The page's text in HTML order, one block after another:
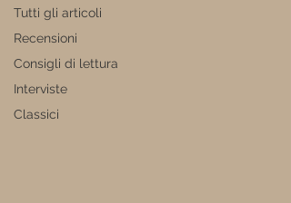
Tutti gli articoli
Recensioni
Consigli di lettura
Interviste
Classici